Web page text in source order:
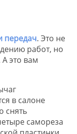
передач. Это не
работ, но
это вам
в салоне
снять
самореза